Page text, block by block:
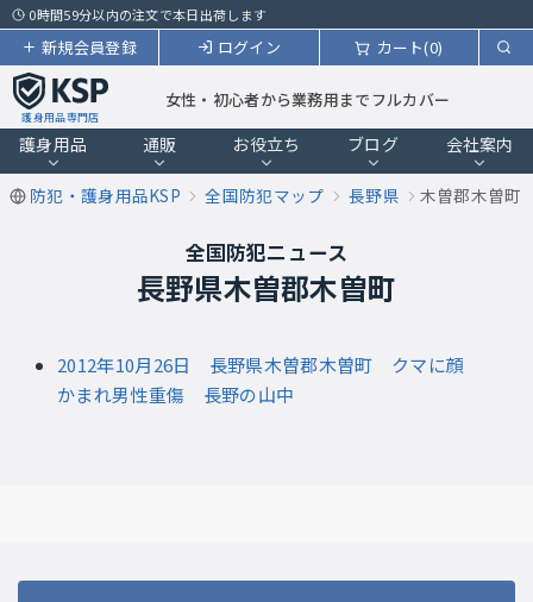
0時間59分以内の注文で本日出荷します
カート(0)
ログイン
新規会員登録
護身用品専門店
女性・初心者から業務用までフルカバー
護身用品 通販 お役立ち ブログ 会社案内
防犯・護身用品KSP 全国防犯マップ 長野県 木曽郡木曽町
全国防犯ニュース
長野県木曽郡木曽町
2012年10月26日 長野県木曽郡木曽町 クマに顔
かまれ男性重傷 長野の山中